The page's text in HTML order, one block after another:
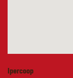
Ipercoop